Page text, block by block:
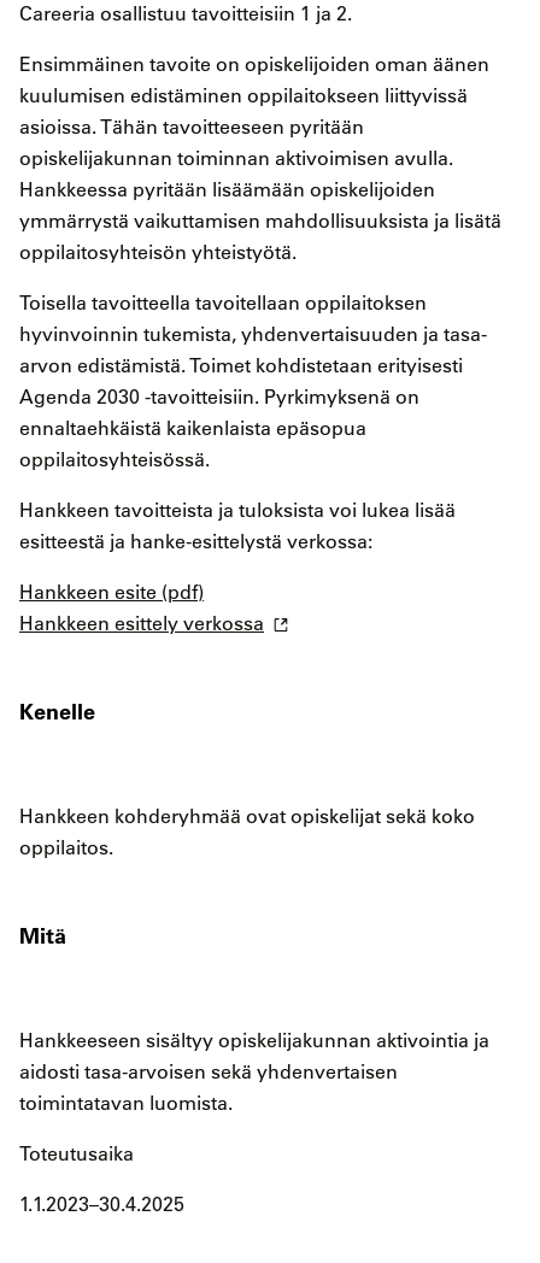
Careeria osallistuu tavoitteisiin 1 ja 2.
Ensimmäinen tavoite on opiskelijoiden oman äänen
kuulumisen edistäminen oppilaitokseen liittyvissä
asioissa. Tähän tavoitteeseen pyritään
opiskelijakunnan toiminnan aktivoimisen avulla.
Hankkeessa pyritään lisäämään opiskelijoiden
ymmärrystä vaikuttamisen mahdollisuuksista ja lisätä
oppilaitosyhteisön yhteistyötä.
Toisella tavoitteella tavoitellaan oppilaitoksen
hyvinvoinnin tukemista, yhdenvertaisuuden ja tasa-
arvon edistämistä. Toimet kohdistetaan erityisesti
Agenda 2030 -tavoitteisiin. Pyrkimyksenä on
ennaltaehkäistä kaikenlaista epäsopua
oppilaitosyhteisössä.
Hankkeen tavoitteista ja tuloksista voi lukea lisää
esitteestä ja hanke-esittelystä verkossa:
Hankkeen esite (pdf)
Hankkeen esittely verkossa
Kenelle
Hankkeen kohderyhmää ovat opiskelijat sekä koko
oppilaitos.
Mitä
Hankkeeseen sisältyy opiskelijakunnan aktivointia ja
aidosti tasa-arvoisen sekä yhdenvertaisen
toimintatavan luomista.
Toteutusaika
1.1.2023–30.4.2025